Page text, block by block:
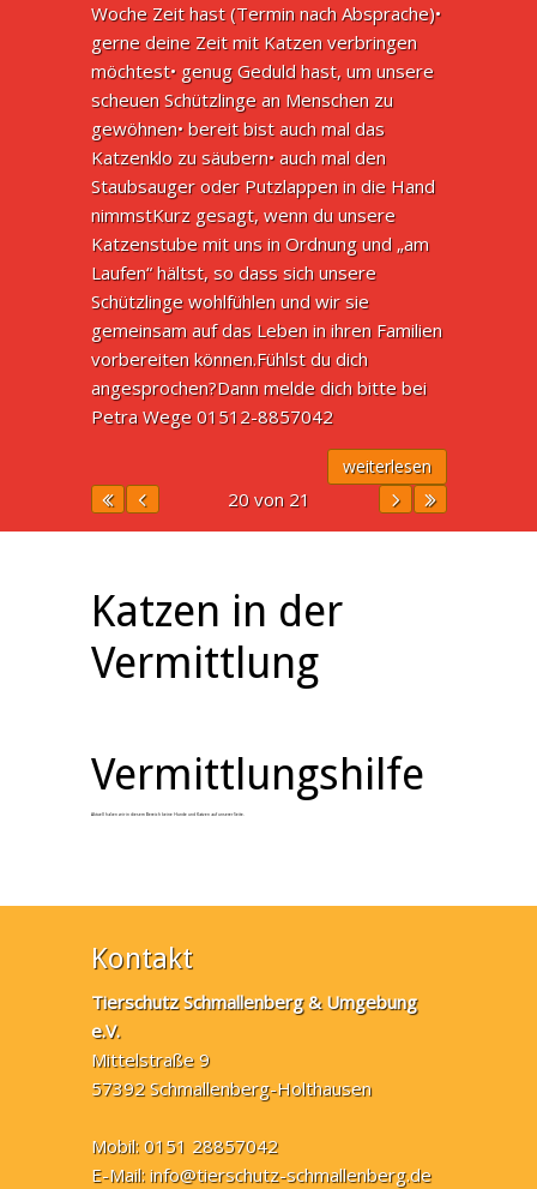
Woche Zeit hast (Termin nach Absprache)•
gerne deine Zeit mit Katzen verbringen
möchtest• genug Geduld hast, um unsere
scheuen Schützlinge an Menschen zu
gewöhnen• bereit bist auch mal das
Katzenklo zu säubern• auch mal den
Staubsauger oder Putzlappen in die Hand
nimmstKurz gesagt, wenn du unsere
Katzenstube mit uns in Ordnung und „am
Laufen“ hältst, so dass sich unsere
Schützlinge wohlfühlen und wir sie
gemeinsam auf das Leben in ihren Familien
vorbereiten können.Fühlst du dich
angesprochen?Dann melde dich bitte bei
Petra Wege 01512-8857042
weiterlesen
20 von 21
Katzen in der
Vermittlung
Vermittlungshilfe
Aktuell haben wir in diesem Bereich keine Hunde und Katzen auf unserer Seite.
Kontakt
Tierschutz Schmallenberg & Umgebung
e.V.
Mittelstraße 9
57392 Schmallenberg-Holthausen
Mobil: 0151 28857042
E-Mail:info@tierschutz-schmallenberg.de